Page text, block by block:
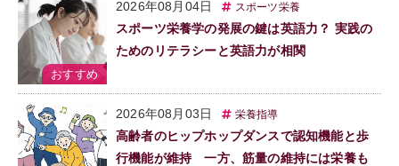
2026年08月04日 スポーツ栄養
スポーツ栄養学の発展の鍵は英語力？ 実践の
ためのリテラシーと英語力が相関
2026年08月03日 栄養指導
高齢者のヒップホップダンスで認知機能と歩
行機能が維持 一方、筋量の維持には栄養も